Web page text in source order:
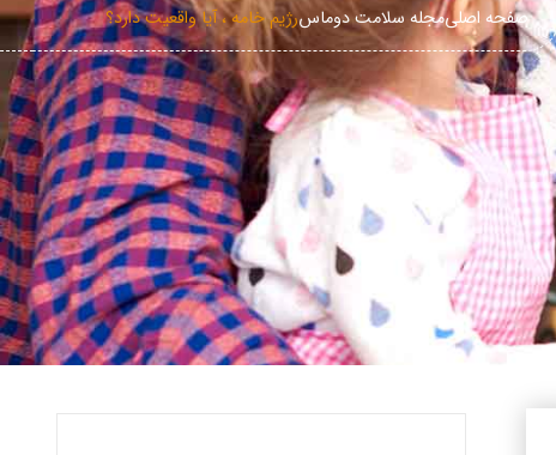
صفحه اصلیمجله سلامت دوماسرژیم خامه ، آیا واقعیت دارد؟